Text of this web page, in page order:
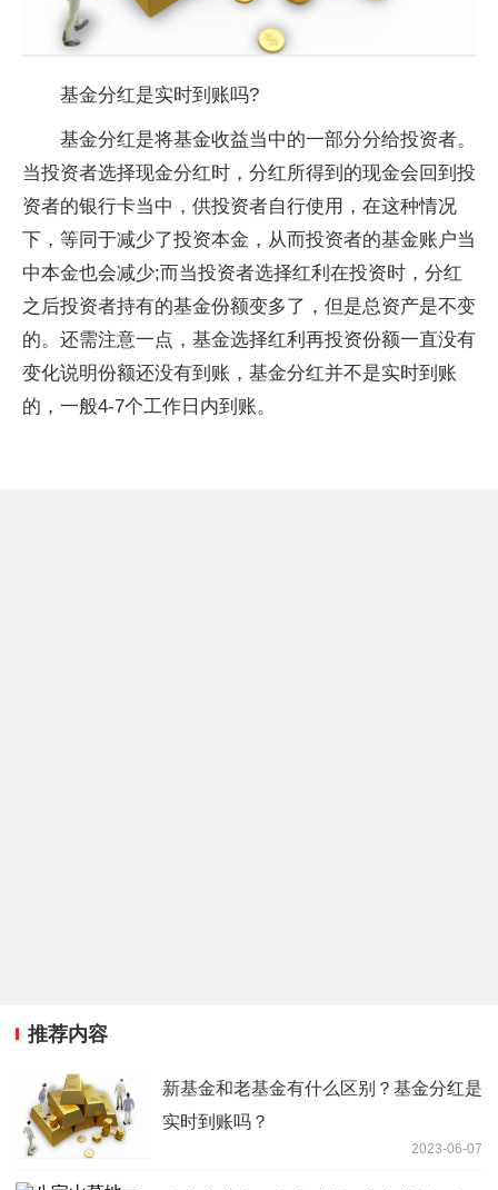
基金分红是实时到账吗?
基金分红是将基金收益当中的一部分分给投资者。
当投资者选择现金分红时，分红所得到的现金会回到投
资者的银行卡当中，供投资者自行使用，在这种情况
下，等同于减少了投资本金，从而投资者的基金账户当
中本金也会减少;而当投资者选择红利在投资时，分红
之后投资者持有的基金份额变多了，但是总资产是不变
的。还需注意一点，基金选择红利再投资份额一直没有
变化说明份额还没有到账，基金分红并不是实时到账
的，一般4-7个工作日内到账。
推荐内容
新基金和老基金有什么区别？基金分红是
实时到账吗？
2023-06-07